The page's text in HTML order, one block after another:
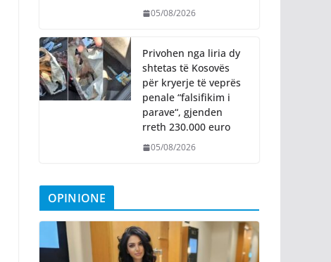
05/08/2026
Privohen nga liria dy
shtetas të Kosovës
për kryerje të veprës
penale “falsifikim i
parave“, gjenden
rreth 230.000 euro
05/08/2026
OPINIONE